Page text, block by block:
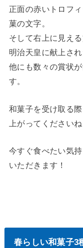
正面の赤いトロフ
菓の文字。
そして右上に見え
明治天皇に献上され
他にも数々の賞状
す。
和菓子を受け取る
上がってください
今すぐ食べたい気
いただきます！
春らしい和菓子3